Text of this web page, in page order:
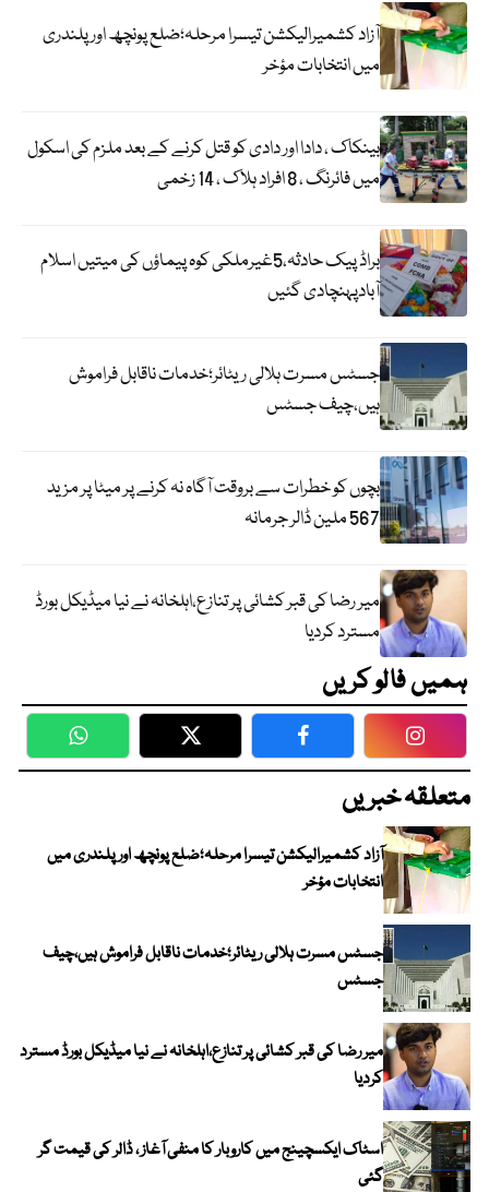
آزاد کشمیرالیکشن تیسرا مرحلہ؛ضلع پونچھ اور پلندری
میں انتخابات مؤخر
بینکاک ، دادا اور دادی کو قتل کرنے کے بعد ملزم کی اسکول
میں فائرنگ ، 8 افراد ہلاک ، 14 زخمی
براڈ پیک حادثہ،5غیرملکی کوہ پیماؤں کی میتیں اسلام
آبادپہنچادی گئیں
جسٹس مسرت ہلالی ریٹائر؛خدمات ناقابل فراموش
ہیں،چیف جسٹس
بچوں کو خطرات سے بروقت آگاہ نہ کرنے پر میٹا پر مزید
567 ملین ڈالر جرمانہ
میر رضا کی قبر کشائی پر تنازع،اہلخانہ نے نیا میڈیکل بورڈ
مسترد کردیا
ہمیں فالو کریں
WhatsApp Twitter Facebook
متعلقہ خبریں
آزاد کشمیرالیکشن تیسرا مرحلہ؛ضلع پونچھ اور پلندری میں
انتخابات مؤخر
جسٹس مسرت ہلالی ریٹائر؛خدمات ناقابل فراموش ہیں،چیف
جسٹس
میر رضا کی قبر کشائی پر تنازع،اہلخانہ نے نیا میڈیکل بورڈ مسترد
کردیا
اسٹاک ایکسچینج میں کاروبار کا منفی آغاز ، ڈالر کی قیمت گر
گئی